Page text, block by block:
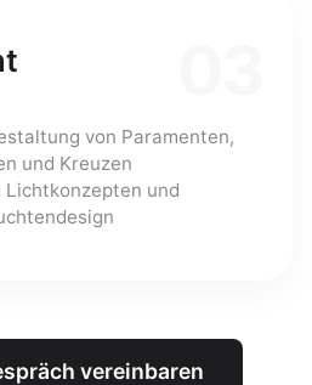
von Paramenten,
und Kreuzen
Lichtkonzepten und
vereinbaren